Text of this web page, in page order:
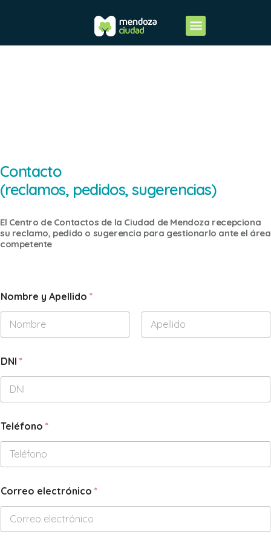
Contacto
(reclamos, pedidos, sugerencias)
El Centro de Contactos de la Ciudad de Mendoza recepciona
su reclamo, pedido o sugerencia para gestionarlo ante el área
competente
Nombre y Apellido *
*
*
DNI *
Teléfono *
Correo electrónico *